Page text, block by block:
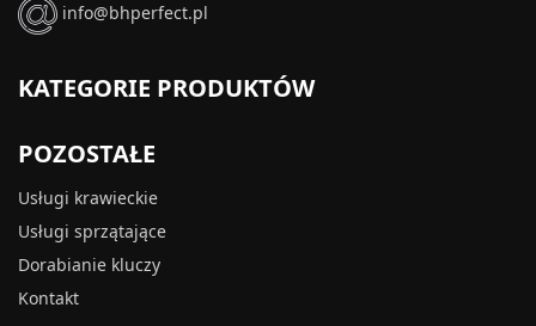
info@bhperfect.pl
KATEGORIE PRODUKTÓW
POZOSTAŁE
Usługi krawieckie
Usługi sprzątające
Dorabianie kluczy
Kontakt